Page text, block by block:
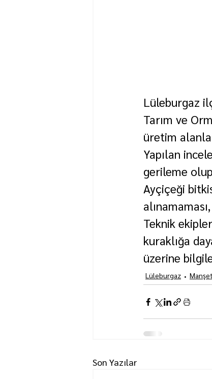
Lüleburgaz
Tarım ve
üretim
Yapılan
gerileme
Ayçiçeği
Teknik
kuraklığa
üzerine
Lüleburgaz Manşet
Son Yazılar